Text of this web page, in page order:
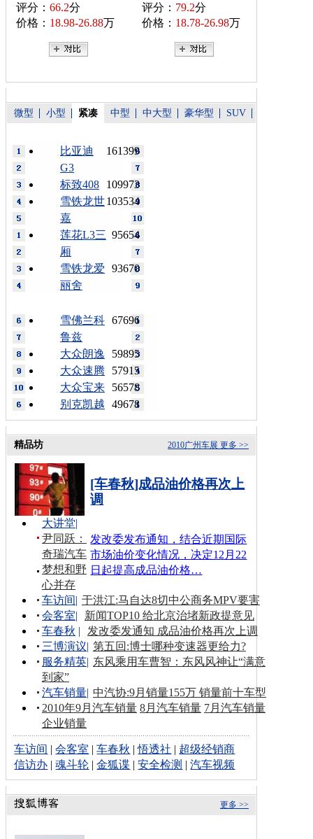
评分： 66.2分
价格： 18.98-26.88万
评分： 79.2分
价格： 18.78-26.98万
微型 小型 紧凑 中型 中大型 豪华型 SUV
161399
比亚迪
G3
109973
标致408
103534
雪铁龙世
嘉
95654
莲花L3三
厢
93670
雪铁龙爱
丽舍
67696
雪佛兰科
鲁兹
59895
大众朗逸
57915
大众速腾
56578
大众宝来
49678
别克凯越
更多 >>
2010广州车展
精品坊
[车春秋]成品油价格再次上
调
发改委发布通知，结合近期国际
市场油价变化情况，决定12月22
日起提高成品油价格…
大讲堂|
尹同跃：
奇瑞汽车
梦想和野
心并存
车访间| 于洪江:马自达8切中公商务MPV要害
会客室|
新闻TOP10 给北京治堵新政提意见
车春秋 |
发改委发通知 成品油价格再次上调
三博演议| 第五回:博士哪种变速器更给力?
服务精英| 东风乘用车曹智：东风风神让“满意
到家”
汽车销量| 中汽协:9月销量155万 销量前十车型
2010年9月汽车销量 8月汽车销量 7月汽车销量
企业销量
车访间 |会客室 |车春秋 |悟透社 | 超级经销商
信访办 |魂斗轮 |金狐谍 |安全检测 |汽车视频
更多 >>